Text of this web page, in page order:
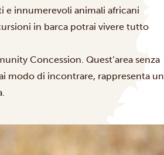
e innumerevoli animali africani
in barca potrai vivere tutto
Concession. Quest’area senza
modo di incontrare, rappresenta un